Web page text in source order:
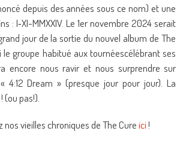
depuis des années sous ce nom) et une
: I‑XI-MMXXIV. Le 1er novembre 2024 serait
jour de la sortie du nouvel album de The
le groupe habitué aux tournéescélébrant ses
encore nous ravir et nous surprendre sur
4:12 Dream » (presque jour pour jour). La
(ou pas!).
vieilles chroniques de The Cureici!